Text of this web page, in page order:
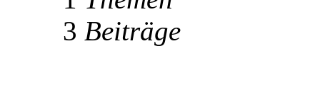
3 Beiträge